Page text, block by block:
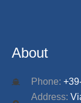
About
Phone:
Address: